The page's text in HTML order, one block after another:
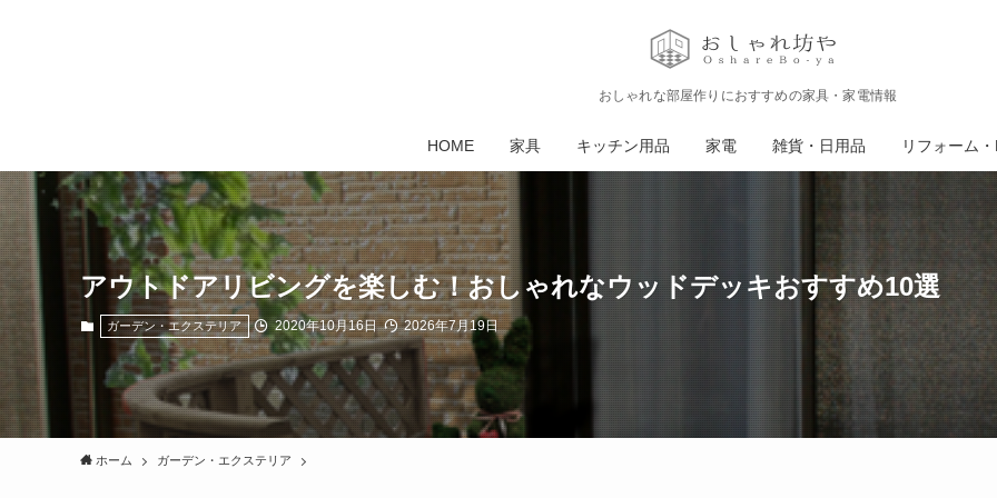
おしゃれな部屋作りにおすすめの家具・家電情報
HOME 家具 キッチン用品 家電 雑貨・日用品 リフォーム
アウトドアリビングを楽しむ！おしゃれなウッドデッキおすすめ10選
ガーデン・エクステリア 2020年10月16日 2026年7月19日
ホーム ガーデン・エクステリア